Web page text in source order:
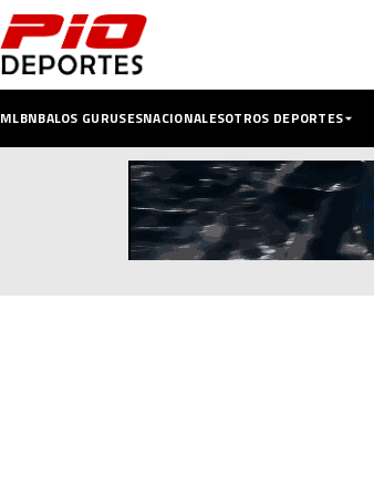
MLBNBALOS GURUSESNACIONALESOTROS DEPORTES